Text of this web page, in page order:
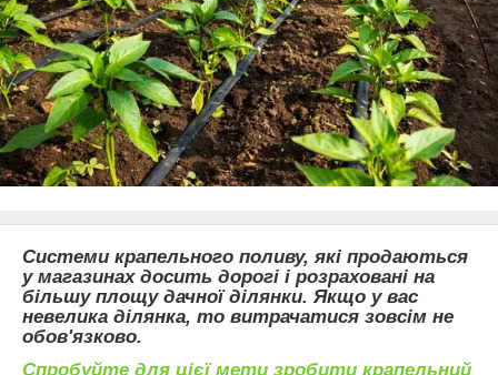
Системи крапельного поливу, які продаються
у магазинах досить дорогі і розраховані на
більшу площу дачної ділянки. Якщо у вас
невелика ділянка, то витрачатися зовсім не
обов'язково.
Спробуйте для цієї мети зробити крапельний